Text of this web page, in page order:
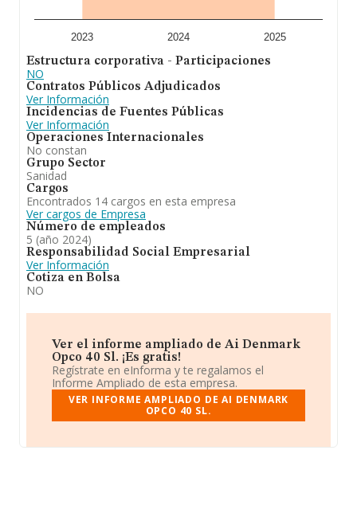
A modo de conclusión,
Ai Denmark Opco 40 S.L
relacionadas con la prestación de servicios de
ortodoncia, odontología, protésicos y estomatológicos,
así como actividades relacionadas con la odontología
en general, incluida la explotación de clínicas dentales; la
suscripción de contratos de franquicia. En el ranking de
provincia, ha experimentado un retroceso.
2023 2024 2025
Estructura corporativa - Participaciones
NO
Contratos Públicos Adjudicados
Ver Información
Incidencias de Fuentes Públicas
Ver Información
Operaciones Internacionales
No constan
Grupo Sector
Sanidad
Cargos
Encontrados 14 cargos en esta empresa
Ver cargos de Empresa
Número de empleados
5 (año 2024)
Responsabilidad Social Empresarial
Ver Información
Cotiza en Bolsa
NO
Ver el informe ampliado de Ai Denmark
Opco 40 Sl. ¡Es gratis!
Regístrate en eInforma y te regalamos el
Informe Ampliado de esta empresa.
VER INFORME AMPLIADO DE AI DENMARK
OPCO 40 SL.